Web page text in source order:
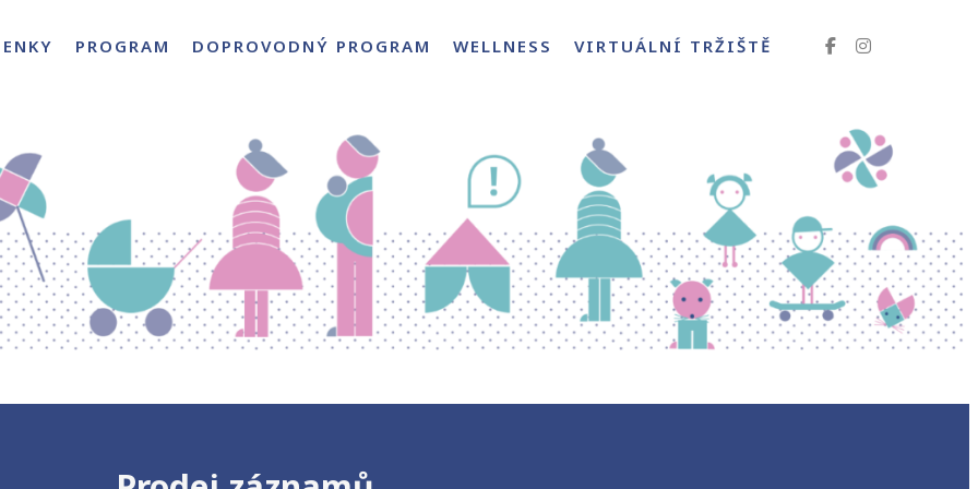
PROGRAM DOPROVODNÝ PROGRAM WELLNESS VIRTUÁLNÍ TRŽIŠTĚ